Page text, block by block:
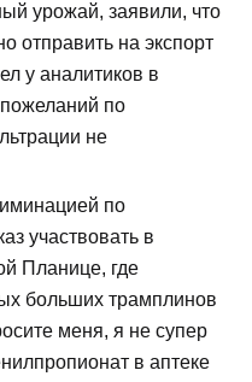
урожай, заявили, что
отправить на экспорт
у аналитиков в
по
не
по
участвовать в
Планице, где
больших трамплинов
меня, я не супер
в аптеке